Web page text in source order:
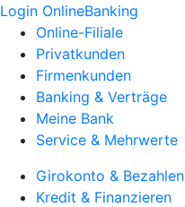
Login OnlineBanking
Online-Filiale
Privatkunden
Firmenkunden
Banking & Verträge
Meine Bank
Service & Mehrwerte
Girokonto & Bezahlen
Kredit & Finanzieren